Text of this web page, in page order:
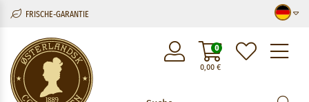
FRISCHE-GARANTIE
0,00€
0